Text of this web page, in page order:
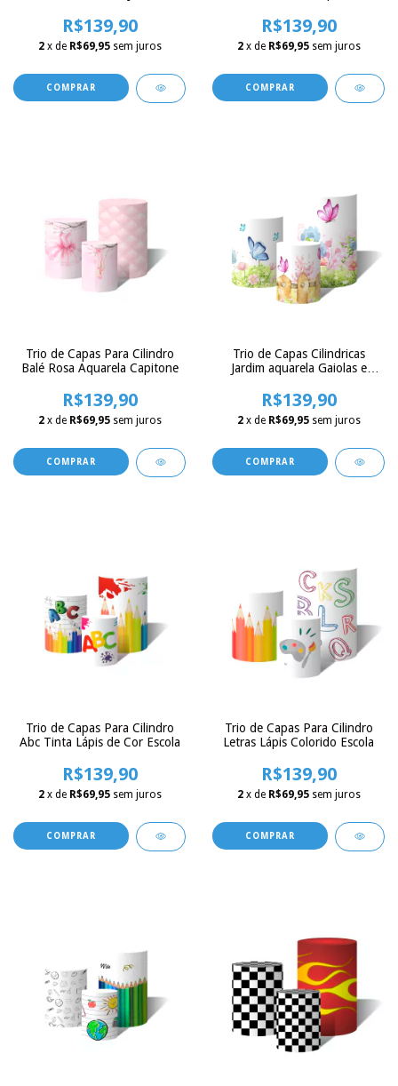
R$139,90
2 x de R$69,95 sem juros
R$139,90
2 x de R$69,95 sem juros
Trio de Capas Para Cilindro
Balé Rosa Aquarela Capitone
R$139,90
2 x de R$69,95 sem juros
Trio de Capas Cilindricas
Jardim aquarela Gaiolas e
R$139,90
2 x de R$69,95 sem juros
Trio de Capas Para Cilindro
Abc Tinta Lápis de Cor Escola
R$139,90
2 x de R$69,95 sem juros
Trio de Capas Para Cilindro
Letras Lápis Colorido Escola
R$139,90
2 x de R$69,95 sem juros